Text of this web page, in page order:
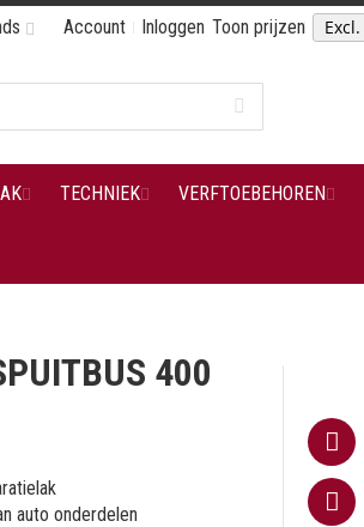
Account Inloggen Toon prijzen
TECHNIEK VERFTOEBEHOREN
400
auto onderdelen